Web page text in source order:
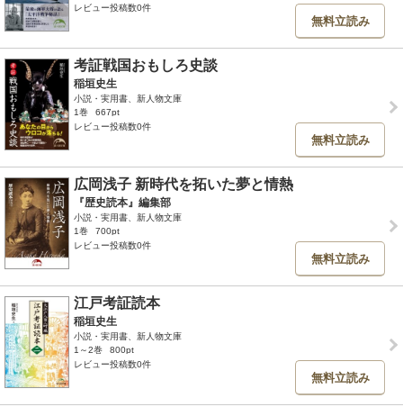
レビュー投稿数0件
無料立読み
考証戦国おもしろ史談
稲垣史生
小説・実用書、新人物文庫
1巻
667pt
レビュー投稿数0件
無料立読み
広岡浅子 新時代を拓いた夢と情熱
『歴史読本』編集部
小説・実用書、新人物文庫
1巻
700pt
レビュー投稿数0件
無料立読み
江戸考証読本
稲垣史生
小説・実用書、新人物文庫
1～2巻
800pt
レビュー投稿数0件
無料立読み